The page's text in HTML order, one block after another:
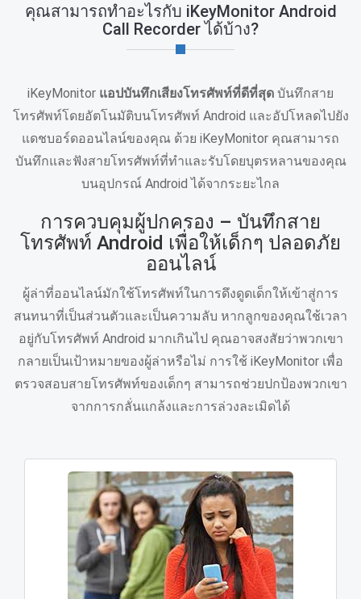
คุณสามารถทำอะไรกับ iKeyMonitor Android
Call Recorder ได้บ้าง?
iKeyMonitor แอปบันทึกเสียงโทรศัพท์ที่ดีที่สุด บันทึกสาย
โทรศัพท์โดยอัตโนมัติบนโทรศัพท์ Android และอัปโหลดไปยัง
แดชบอร์ดออนไลน์ของคุณ ด้วย iKeyMonitor คุณสามารถ
บันทึกและฟังสายโทรศัพท์ที่ทำและรับโดยบุตรหลานของคุณ
บนอุปกรณ์ Android ได้จากระยะไกล
การควบคุมผู้ปกครอง – บันทึกสาย
โทรศัพท์ Android เพื่อให้เด็กๆ ปลอดภัย
ออนไลน์
ผู้ล่าที่ออนไลน์มักใช้โทรศัพท์ในการดึงดูดเด็กให้เข้าสู่การ
สนทนาที่เป็นส่วนตัวและเป็นความลับ หากลูกของคุณใช้เวลา
อยู่กับโทรศัพท์ Android มากเกินไป คุณอาจสงสัยว่าพวกเขา
กลายเป็นเป้าหมายของผู้ล่าหรือไม่ การใช้ iKeyMonitor เพื่อ
ตรวจสอบสายโทรศัพท์ของเด็กๆ สามารถช่วยปกป้องพวกเขา
จากการกลั่นแกล้งและการล่วงละเมิดได้